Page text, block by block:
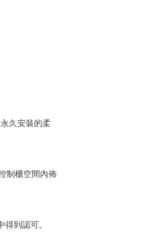
久安裝的柔
制櫃空間內佈
到認可。